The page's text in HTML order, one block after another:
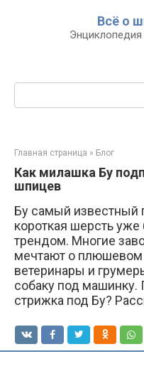
Всё о
Поиск:
Главная страница » Блог
Как милашка Бу
шпицев
Бу самый известный
короткая шерсть уже
трендом. Многие
мечтают о
ветеринары и
собаку под
стрижка под Бу?